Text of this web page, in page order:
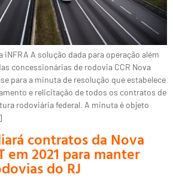
iNFRA A solução dada para operação além
concessionárias de rodovia CCR Nova
para a minuta de resolução que estabelece
e relicitação de todos os contratos de
rodoviária federal. A minuta é objeto
contratos da Nova
em 2021 para manter
do RJ